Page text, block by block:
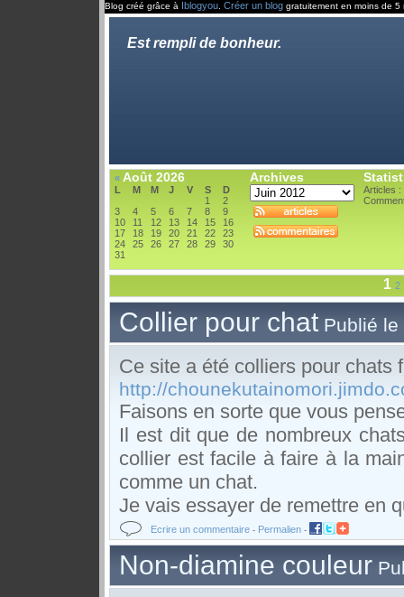
Blog créé grâce à Iblogyou Créer un blog gratuitement en moins de 5
Est rempli de bonheur.
« Août 2026
L M M J V S
D
1
2
3
4 5 6 7 8
9
10
11 12 13 14 15
16
17
18 19 20 21 22
23
24
25 26 27 28 29
30
31
Archives
Articles :
1 2
Collier pour chatPublié le
Ce site a été colliers pour chats
http://
Faisons en sorte que vous
Il est dit que de nombreux
collier est facile à faire à la
comme un chat.
Je vais essayer de remettre en
Ecrire un commentaire - Permalien -
Non-diamine couleur